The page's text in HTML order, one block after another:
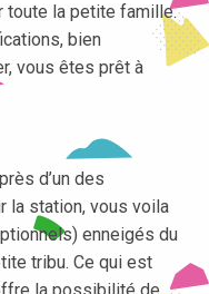
toute la petite famille.
bien
vous êtes prêt à
d’un des
la station, vous voila
enneigés du
tribu. Ce qui est